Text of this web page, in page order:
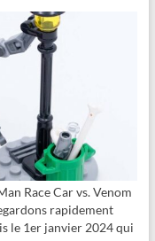
Race Car vs. Venom
rapidement
le 1er janvier 2024 qui